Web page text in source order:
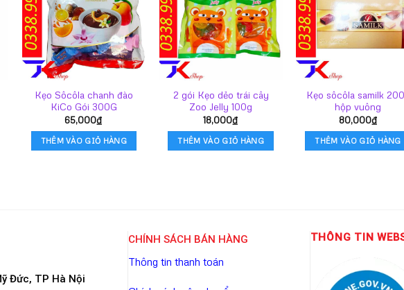
Kẹo Sôcôla chanh đào
KiCo Gói 300G
65,000₫
THÊM VÀO GIỎ HÀNG
2 gói Kẹo dẻo trái cây
Zoo Jelly 100g
18,000₫
THÊM VÀO GIỎ HÀNG
Kẹo sôcôla samilk
hộp vuông
80,000₫
THÊM VÀO GIỎ HÀNG
Đức, TP Hà Nội
CHÍNH SÁCH BÁN HÀNG
Thông tin thanh toán
THÔNG TIN